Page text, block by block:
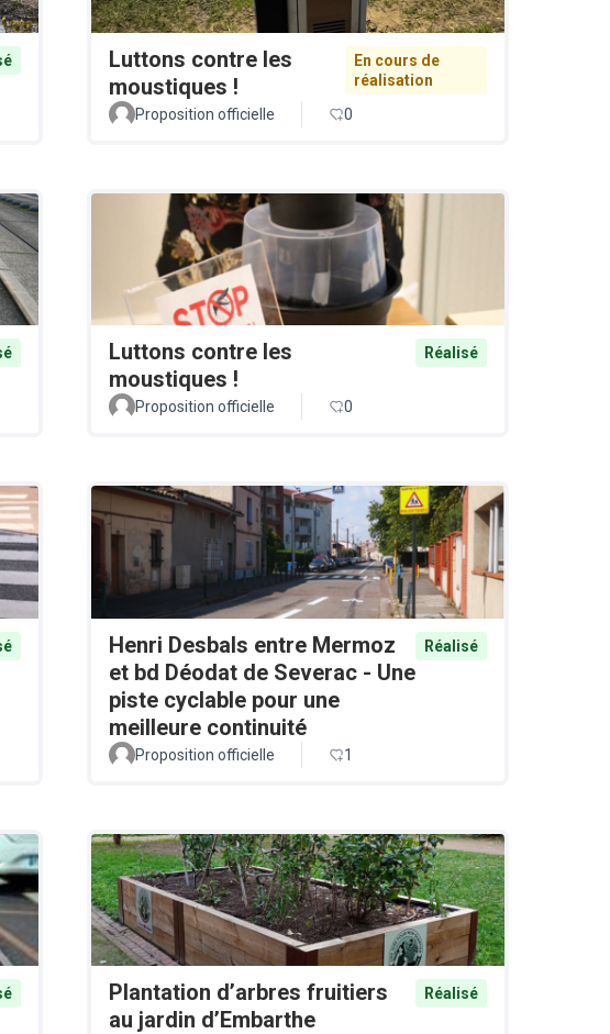
Luttons contre les
moustiques !
En cours de
réalisation
Proposition officielle
0
Luttons contre les
moustiques !
Réalisé
Proposition officielle 0
Henri Desbals entre Mermoz
et bd Déodat de Severac - Une
piste cyclable pour une
meilleure continuité
Réalisé
Proposition officielle 1
Plantation d’arbres fruitiers
au jardin d’Embarthe
Réalisé